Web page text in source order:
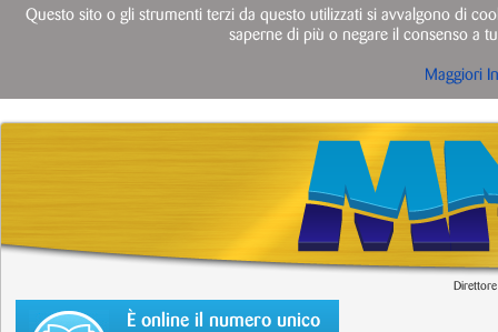
È online il numero unico
Questo sito o gli strumenti terzi da questo utilizzati si avvalgono di
saperne di più o negare il consenso a
Maggiori